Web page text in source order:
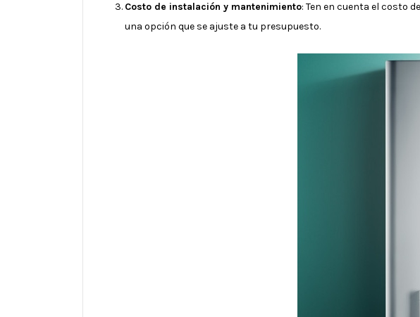
Costo de instalación y mantenimiento: Ten en cuenta el costo
una opción que se ajuste a tu presupuesto.